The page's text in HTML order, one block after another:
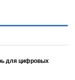
для цифровых